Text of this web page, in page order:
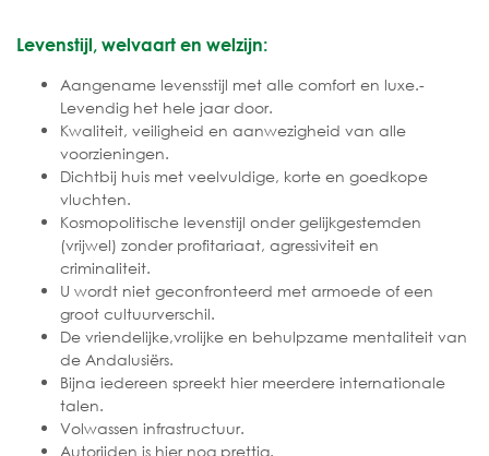
Levenstijl, welvaart en welzijn:
Aangename levensstijl met alle comfort en luxe.-
Levendig het hele jaar door.
Kwaliteit, veiligheid en aanwezigheid van alle
voorzieningen.
Dichtbij huis met veelvuldige, korte en goedkope
vluchten.
Kosmopolitische levenstijl onder gelijkgestemden
(vrijwel) zonder profitariaat, agressiviteit en
criminaliteit.
U wordt niet geconfronteerd met armoede of een
groot cultuurverschil.
De vriendelijke,vrolijke en behulpzame mentaliteit van
de Andalusiërs.
Bijna iedereen spreekt hier meerdere internationale
talen.
Volwassen infrastructuur.
Autorijden is hier nog prettig.